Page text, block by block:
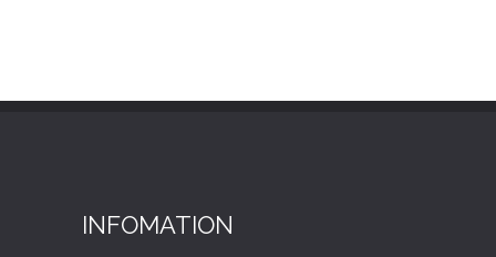
INFOMATION